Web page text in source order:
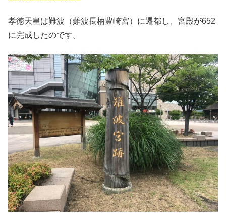
孝徳天皇は難波（難波長柄豊崎宮）に遷都し、宮殿が652
に完成したのです。